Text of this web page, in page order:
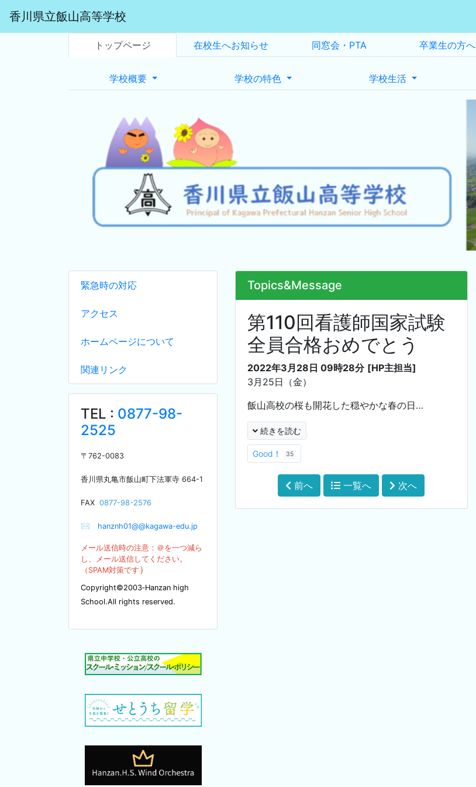
香川県立飯山高等学校
トップページ 在校生へお知らせ 同窓会・PTA 卒業生の方へ
学校概要 学校の特色 学校生活
緊急時の対応
アクセス
ホームページについて
関連リンク
TEL : 0877-98-
2525
〒 762-0083
香川県丸亀市飯山町下法軍寺 664-1
FAX 0877-98-2576
✉ hanznh01@@kagawa-edu.jp
メール送信時の注意：＠を一つ減ら
し、メール送信してください。
（SPAM対策です ）
Copyright©2003‐Hanzan high
School.All rights reserved.
Topics&Message
第110回看護師国家試験
全員合格おめでとう
2022年3月28日 09時28分 [HP主担当]
3月25日（金）
飯山高校の桜も開花した穏やかな春の日…
続きを読む
Good！ 35
前へ 一覧へ 次へ